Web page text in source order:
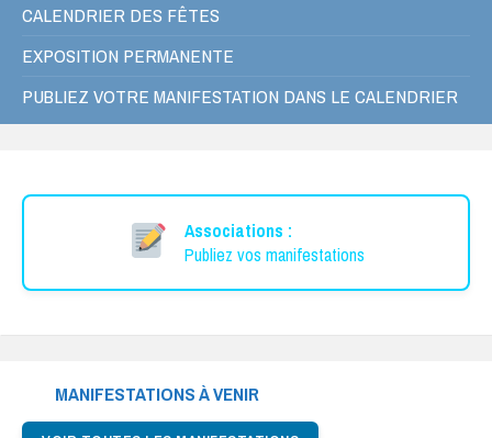
CALENDRIER DES FÊTES
EXPOSITION PERMANENTE
PUBLIEZ VOTRE MANIFESTATION DANS LE CALENDRIER
Associations :
Publiez vos manifestations
MANIFESTATIONS À VENIR